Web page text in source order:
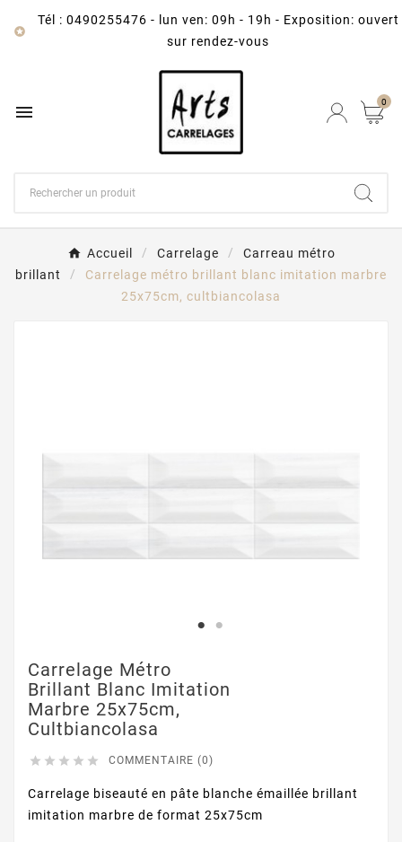

Tél : 0490255476 -
lun ven: 09h - 19h - Exposition: ouvert
sur rendez-vous
 0
Accueil Carrelage
Carreau métro
brillant
Carrelage métro brillant blanc imitation marbre
25x75cm, cultbiancolasa
Carrelage Métro
Brillant Blanc Imitation
Marbre 25x75cm,
Cultbiancolasa
     COMMENTAIRE (0)
Carrelage biseauté en pâte blanche émaillée brillant
imitation marbre de format 25x75cm